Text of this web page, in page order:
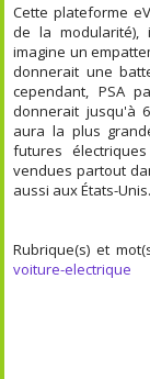
Cette plateforme
de la modularité),
imagine un
donnerait une
cependant, PSA
donnerait jusqu'à
aura la plus
futures
vendues partout
aussi aux États-Unis.
Rubrique(s) et
voiture-electrique